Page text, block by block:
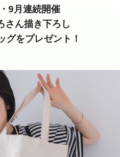
9月連続開催
さん描き下ろし
グをプレゼント！